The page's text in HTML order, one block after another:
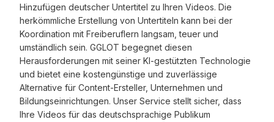
Hinzufügen deutscher Untertitel zu Ihren Videos. Die
herkömmliche Erstellung von Untertiteln kann bei der
Koordination mit Freiberuflern langsam, teuer und
umständlich sein. GGLOT begegnet diesen
Herausforderungen mit seiner KI-gestützten Technologie
und bietet eine kostengünstige und zuverlässige
Alternative für Content-Ersteller, Unternehmen und
Bildungseinrichtungen. Unser Service stellt sicher, dass
Ihre Videos für das deutschsprachige Publikum